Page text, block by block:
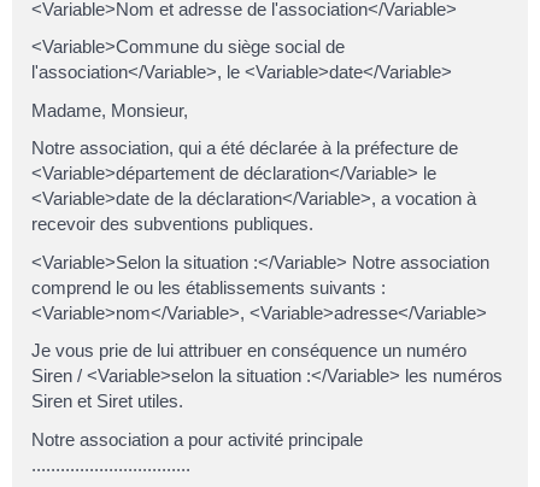
<Variable>Nom et adresse de l'association</Variable>
<Variable>Commune du siège social de
l'association</Variable>, le <Variable>date</Variable>
Madame, Monsieur,
Notre association, qui a été déclarée à la préfecture de
<Variable>département de déclaration</Variable> le
<Variable>date de la déclaration</Variable>, a vocation à
recevoir des subventions publiques.
<Variable>Selon la situation :</Variable> Notre association
comprend le ou les établissements suivants :
<Variable>nom</Variable>, <Variable>adresse</Variable>
Je vous prie de lui attribuer en conséquence un numéro
Siren / <Variable>selon la situation :</Variable> les numéros
Siren et Siret utiles.
Notre association a pour activité principale
.................................